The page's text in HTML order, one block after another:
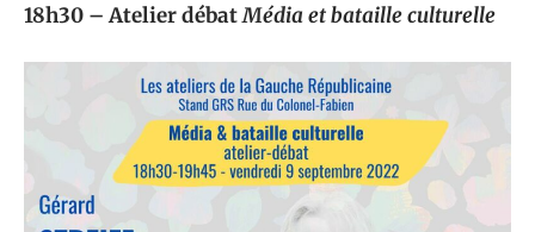
18h30 – Atelier débatMédia et bataille culturelle